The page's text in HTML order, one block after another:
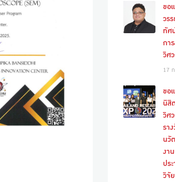
ขอ
วร
ทัศ
กา
วิศ
17
ขอ
นิสิ
วิศ
รา
นวั
งา
ปร
วิจั